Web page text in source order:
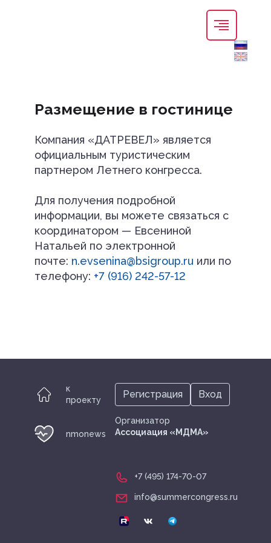
Контакты
+7 (495) 174-70-07
info@summercongress.ru
Размещение в гостинице
Компания «ДАТРЕВЕЛ» является
официальным туристическим
партнером Летнего конгресса.
Для получения подробной
информации, вы можете связаться с
координатором — Евсениной
Натальей по электронной
почте: n.evsenina@bsigroup.ru или по
телефону: +7 (916) 242-57-12
к
проекту
nmonews
Организатор
Ассоциация «МДМА»
+7 (495) 174-70-07
info@summercongress.ru
Регистрация Вход